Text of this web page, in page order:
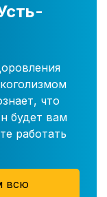
что
будет вам
работать
всю